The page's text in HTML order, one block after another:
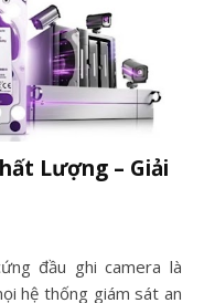
Lượng – Giải
đầu ghi camera là
hệ thống giám sát an